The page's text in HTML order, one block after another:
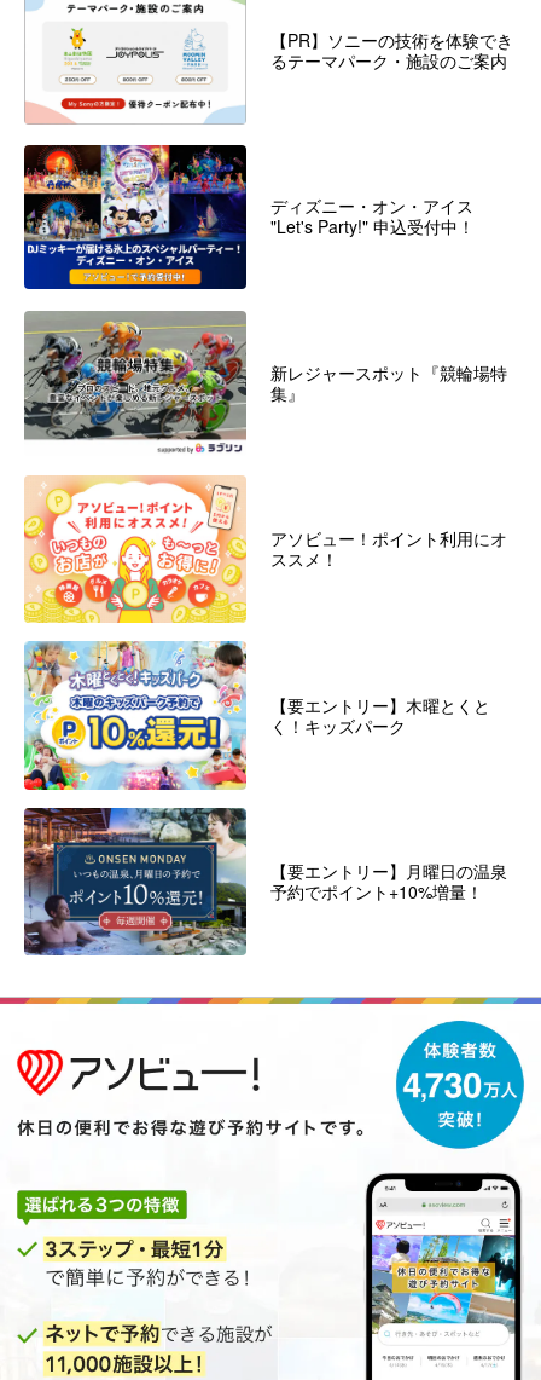
【PR】ソニーの技術を体験でき
るテーマパーク・施設のご案内
ディズニー・オン・アイス
"Let's Party!" 申込受付中！
新レジャースポット『競輪場特
集』
アソビュー！ポイント利用にオ
ススメ！
【要エントリー】木曜とくと
く！キッズパーク
【要エントリー】月曜日の温泉
予約でポイント+10%増量！